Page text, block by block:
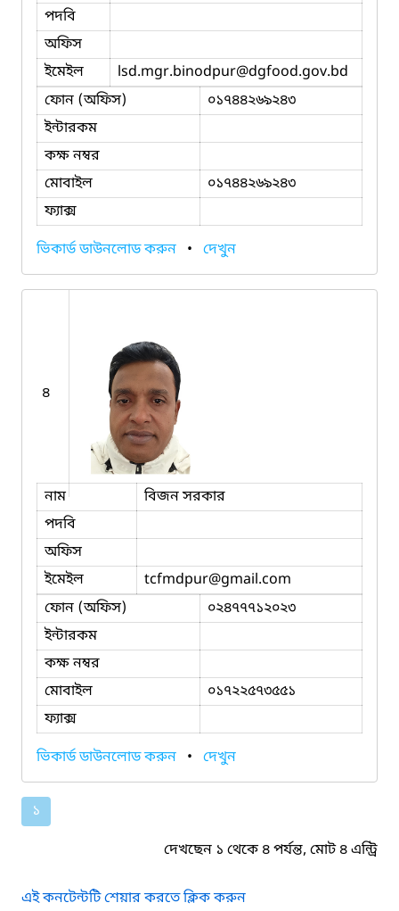
পদবি
অফিস
ইমেইল
lsd.mgr.binodpur@dgfood.gov.bd
ফোন (অফিস)
০১৭৪৪২৬৯২৪৩
ইন্টারকম
কক্ষ নম্বর
মোবাইল
০১৭৪৪২৬৯২৪৩
ফ্যাক্স
ভিকার্ড ডাউনলোড করুন • দেখুন
৪
নাম
বিজন সরকার
পদবি
অফিস
ইমেইল
tcfmdpur@gmail.com
ফোন (অফিস)
০২৪৭৭৭১২০২৩
ইন্টারকম
কক্ষ নম্বর
মোবাইল
০১৭২২৫৭৩৫৫১
ফ্যাক্স
ভিকার্ড ডাউনলোড করুন • দেখুন
১
দেখছেন ১ থেকে ৪ পর্যন্ত, মোট ৪ এন্ট্রি
এই কনটেন্টটি শেয়ার করতে ক্লিক করুন